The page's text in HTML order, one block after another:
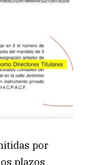
por
plazos